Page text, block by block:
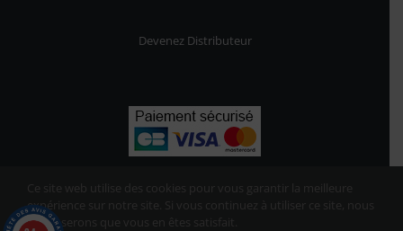
Devenez Distributeur
Ce site web utilise des cookies pour vous garantir la meilleure
expérience sur notre site. Si vous continuez à utiliser ce site, nous
supposerons que vous en êtes satisfait.